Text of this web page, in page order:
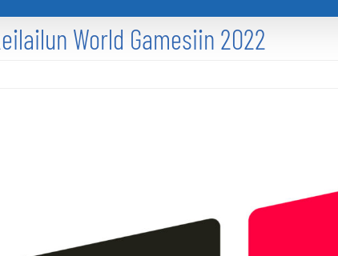
World Gamesiin 2022